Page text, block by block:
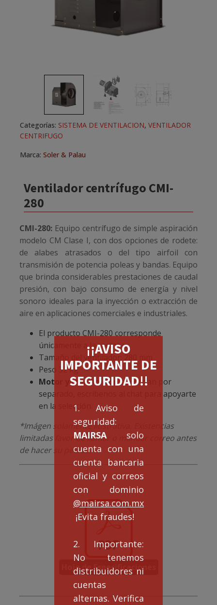
¡¡AVISO
IMPORTANTE DE
SEGURIDAD!!
1. Aviso de
seguridad:
MAIRSA solo
cuenta con una
cuenta bancaria
oficial y correos
con dominio
@mairsa.com.mx
¡Evita fraudes!
2. Importante:
No tenemos
distribuidores ni
cuentas
alternas. Verifica
Ventilador centrífugo CMI-
280
CMI-280: Equipo centrífugo de simple aspiración
modelo CM Clase I, con dos opciones de rodete:
de alabes atrasados o del tipo airfoil con
transmisión de potencia poleas y bandas. Equipo
que brinda considerables prestaciones de caudal
presión, con bajo consumo de energía y nivel
sonoro ideales para la inyección o extracción de
aire en aplicaciones comerciales e industriales.
El producto CMI-280 corresponde
únicamente a la carcasa.
Tamaño del ventilador: 280 mm
Peso 32 kg
Motor y transmisiónse cotizan por
separado, escribenos al chat para apoyarte
en la selección.
*Imágen solamente ilustrativa. Existencias
limitadas favor de llamar o mandar correo antes
de hacer su pedido.
Hoja de Especificaciones
Categorías: SISTEMA DE VENTILACION, VENTILADOR
CENTRIFUGO
Marca: Soler & Palau